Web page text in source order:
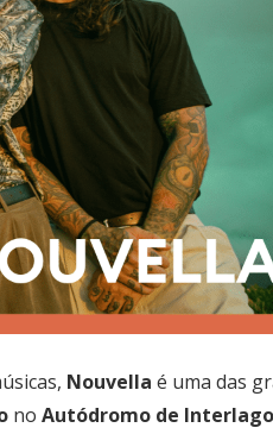
Nouvella é uma das
no Autódromo de